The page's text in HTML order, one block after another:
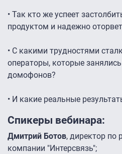
• Так кто же успеет
продуктом и надежно
• С какими трудностями
операторы, которые
домофонов?
• И какие реальные
Спикеры вебинара:
Дмитрий Ботов, директор по
компании "Интерсвязь";